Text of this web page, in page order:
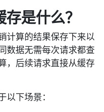
是什么？
计算的结果保存下来以
数据无需每次请求都查
，后续请求直接从缓存
以下场景：